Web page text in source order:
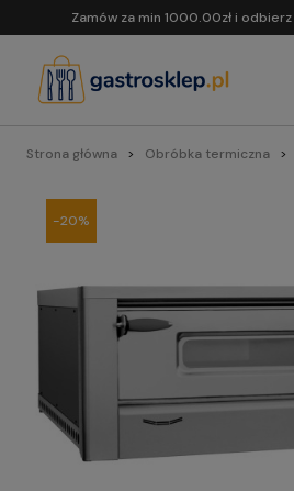
Zamów za min 1000.00zł i
Strona główna Obróbka termiczna
-20%